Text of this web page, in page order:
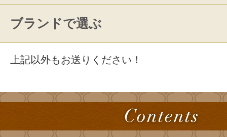
ブランドで選ぶ
上記以外もお送りください！